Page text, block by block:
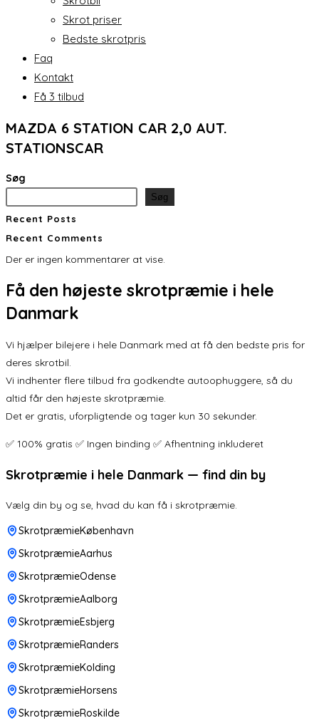
Skrot priser
Bedste skrotpris
Faq
Kontakt
Få 3 tilbud
MAZDA 6 STATION CAR 2,0 AUT.
STATIONSCAR
Søg
Søg
Recent Posts
Recent Comments
Der er ingen kommentarer at vise.
Få den højeste skrotpræmie i hele
Danmark
Vi hjælper bilejere i hele Danmark med at få den bedste pris for
deres skrotbil.
Vi indhenter flere tilbud fra godkendte autoophuggere, så du
altid får den højeste skrotpræmie.
Det er gratis, uforpligtende og tager kun 30 sekunder.
✅ 100% gratis ✅ Ingen binding ✅ Afhentning inkluderet
Skrotpræmie i hele Danmark — find din by
Vælg din by og se, hvad du kan få i skrotpræmie.
SkrotpræmieKøbenhavn
SkrotpræmieAarhus
SkrotpræmieOdense
SkrotpræmieAalborg
SkrotpræmieEsbjerg
SkrotpræmieRanders
SkrotpræmieKolding
SkrotpræmieHorsens
SkrotpræmieRoskilde